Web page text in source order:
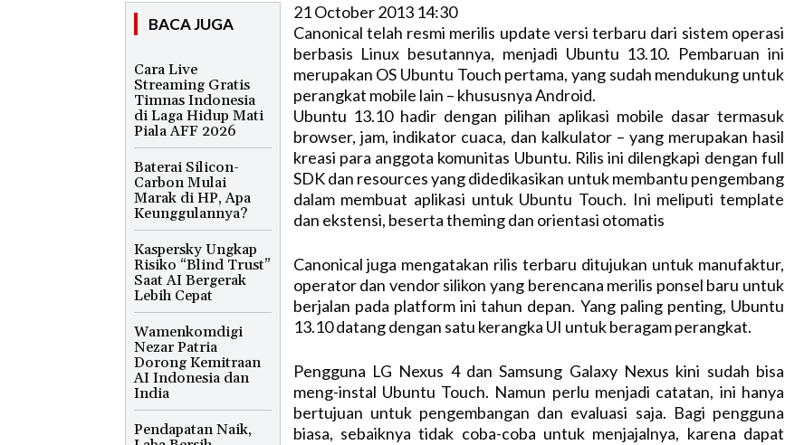
BACA JUGA
Cara Live
Streaming Gratis
Timnas Indonesia
di Laga Hidup Mati
Piala AFF 2026
Baterai Silicon-
Carbon Mulai
Marak di HP, Apa
Keunggulannya?
Kaspersky Ungkap
Risiko “Blind Trust”
Saat AI Bergerak
Lebih Cepat
Wamenkomdigi
Nezar Patria
Dorong Kemitraan
AI Indonesia dan
India
Pendapatan Naik,
21 October 2013 14:30
Canonical telah resmi merilis update versi terbaru dari sistem operasi
berbasis Linux besutannya, menjadi Ubuntu 13.10. Pembaruan ini
merupakan OS Ubuntu Touch pertama, yang sudah mendukung untuk
perangkat mobile lain – khususnya Android.
Ubuntu 13.10 hadir dengan pilihan aplikasi mobile dasar termasuk
browser, jam, indikator cuaca, dan kalkulator – yang merupakan hasil
kreasi para anggota komunitas Ubuntu. Rilis ini dilengkapi dengan full
SDK dan resources yang didedikasikan untuk membantu pengembang
dalam membuat aplikasi untuk Ubuntu Touch. Ini meliputi template
dan ekstensi, beserta theming dan orientasi otomatis
Canonical juga mengatakan rilis terbaru ditujukan untuk manufaktur,
operator dan vendor silikon yang berencana merilis ponsel baru untuk
berjalan pada platform ini tahun depan. Yang paling penting, Ubuntu
13.10 datang dengan satu kerangka UI untuk beragam perangkat.
Pengguna LG Nexus 4 dan Samsung Galaxy Nexus kini sudah bisa
meng-instal Ubuntu Touch. Namun perlu menjadi catatan, ini hanya
bertujuan untuk pengembangan dan evaluasi saja. Bagi pengguna
biasa, sebaiknya tidak coba-coba untuk menjajalnya, karena dapat